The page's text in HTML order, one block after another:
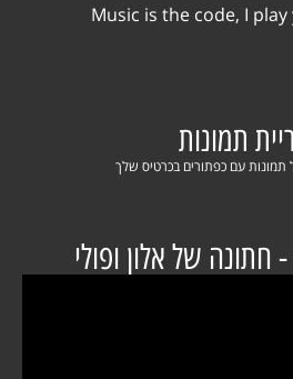
Music is the code, I
תמונות
עם כפתורים בכרטיס שלך
חתונה של אלון ופולי